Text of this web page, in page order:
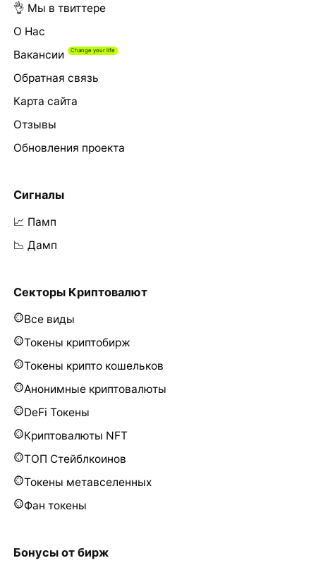
👌 Мы в твиттере
О Нас
Вакансии
Обратная связь
Карта сайта
Отзывы
Обновления проекта
Сигналы
📈 Памп
📉 Дамп
Секторы Криптовалют
Все виды
Токены криптобирж
Токены крипто кошельков
Анонимные криптовалюты
DeFi Токены
Криптовалюты NFT
ТОП Стейблкоинов
Токены метавселенных
Фан токены
Бонусы от бирж